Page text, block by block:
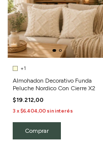
+1
Almohadon Decorativo Funda
Peluche Nordico Con Cierre X2
$19.212,00
3 x$6.404,00 sin interés
Comprar